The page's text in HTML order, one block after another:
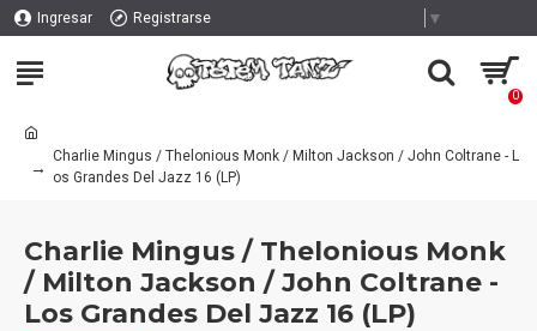
Ingresar Registrarse ▼
0
Charlie Mingus / Thelonious Monk / Milton Jackson / John Coltrane - L
os Grandes Del Jazz 16 (LP)
Charlie Mingus / Thelonious Monk
/ Milton Jackson / John Coltrane -
Los Grandes Del Jazz 16 (LP)